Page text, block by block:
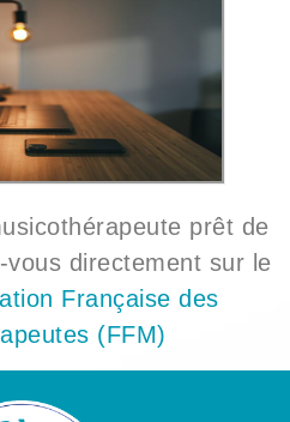
prêt de
vous directement sur le
Française des
(FFM)